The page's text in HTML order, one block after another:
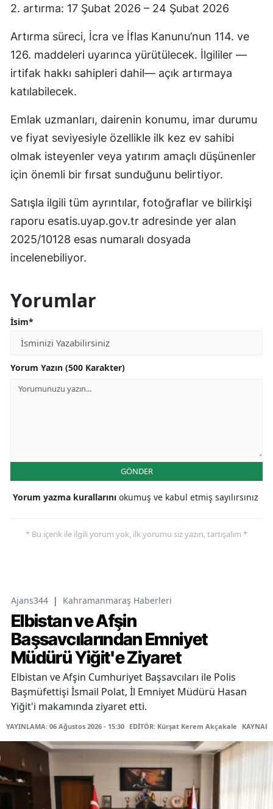
2. artırma: 17 Şubat 2026 – 24 Şubat 2026
Artırma süreci, İcra ve İflas Kanunu’nun 114. ve
126. maddeleri uyarınca yürütülecek. İlgililer —
irtifak hakkı sahipleri dahil— açık artırmaya
katılabilecek.
Emlak uzmanları, dairenin konumu, imar durumu
ve fiyat seviyesiyle özellikle ilk kez ev sahibi
olmak isteyenler veya yatırım amaçlı düşünenler
için önemli bir fırsat sunduğunu belirtiyor.
Satışla ilgili tüm ayrıntılar, fotoğraflar ve bilirkişi
raporu esatis.uyap.gov.tr adresinde yer alan
2025/10128 esas numaralı dosyada
incelenebiliyor.
Yorumlar
İsim*
Yorum Yazın (500 Karakter)
GÖNDER
Yorum yazma kurallarını okumuş ve kabul etmiş sayılırsınız
* Bu içerik ile ilgili yorum yok, ilk yorumu siz yazın, tartışalım *
Ajans344 | Kahramanmaraş Haberleri
Elbistan ve Afşin
Başsavcılarından Emniyet
Müdürü Yiğit'e Ziyaret
Elbistan ve Afşin Cumhuriyet Başsavcıları ile Polis
Başmüfettişi İsmail Polat, İl Emniyet Müdürü Hasan
Yiğit'i makamında ziyaret etti.
YAYINLAMA: 06 Ağustos 2026 - 15:30 EDİTÖR: Kürşat Kerem Akçakale